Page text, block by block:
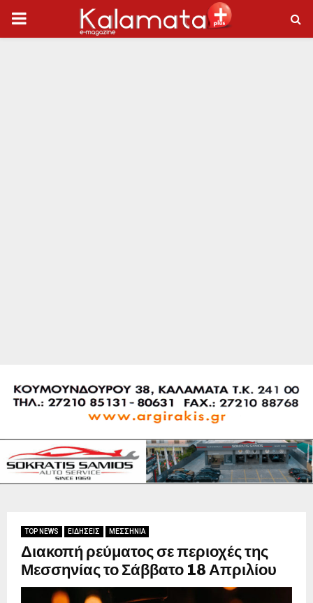
PRIMARY
TOP NEWS ΕΙΔΗΣΕΙΣ ΜΕΣΣΗΝΙΑ
Διακοπή ρεύματος σε περιοχές της
Μεσσηνίας το Σάββατο 18 Απριλίου